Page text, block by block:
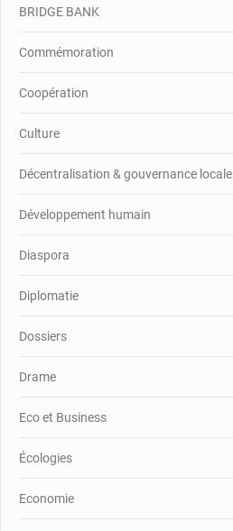
BRIDGE BANK
Commémoration
Coopération
Culture
Décentralisation & gouvernance locale
Développement humain
Diaspora
Diplomatie
Dossiers
Drame
Eco et Business
Écologies
Economie